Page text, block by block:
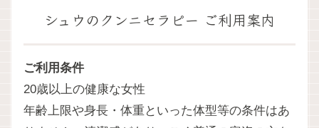
シュウのクンニセラピー ご利用案内
ご利用条件
20歳以上の健康な女性
年齢上限や身長・体重といった体型等の条件はあ